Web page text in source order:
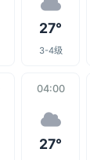
27°
3-4级
04:00
27°